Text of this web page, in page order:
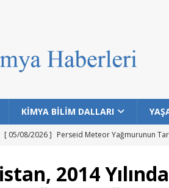
KİMYA BİLİM DALLARI
[ 05/08/2026 ] Perseid Meteor Yağmurunun
[ 25/07/2026 ]
NASA Datalarıyla Hayat
2014